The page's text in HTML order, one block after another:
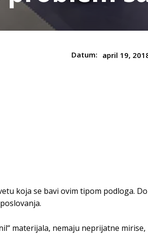
Datum: april 19,
koja se bavi ovim tipom podloga.
materijala, nemaju neprijatne